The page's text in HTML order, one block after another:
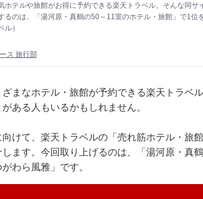
ホテルや旅館がお得に予約できる楽天トラベル。そんな同
るのは、「湯河原・真鶴の50～11室のホテル・旅館」で1
ル）
ス 旅行部
まなホテル・旅館が予約できる楽天トラベル
ある人もいるかもしれません。
けて、 楽天トラベルの「売れ筋ホテル・旅
ます。今回取り上げるのは、「湯河原・真
わら風雅」です。